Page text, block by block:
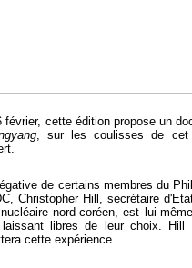
cette édition propose un
, sur les coulisses de cet
de certains membres du
Christopher Hill, secrétaire
nord-coréen, est lui-
libres de leur choix.
cette expérience.